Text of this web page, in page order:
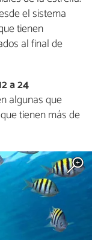
el sistema
tienen
al final de
a 24
algunas que
tienen más de